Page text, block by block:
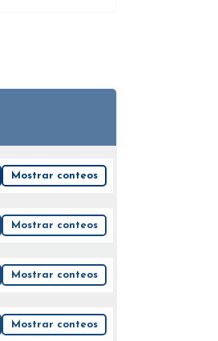
Mostrar conteos
Mostrar conteos
Mostrar conteos
Mostrar conteos